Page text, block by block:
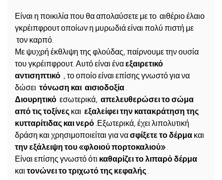
Είναι η ποικιλία που θα απολαύσετε με το αιθέριο έλαιο
γκρέιπφρουτ οποίων η μυρωδιά είναι πολύ πιστή με
τον καρπό.
Με ψυχρή έκθλιψη της φλούδας, παίρνουμε την ουσία
του γκρέιπφρουτ. Αυτό είναι έναεξαιρετικό
αντισηπτικό , το οποίο είναι επίσης γνωστό για να
δώσει τόνωση και αισιοδοξία.
Διουρητικό εσωτερικά, απελευθερώσει το σώμα
από τις τοξίνεςκαι εξαλείφει την κατακράτηση της
κυτταρίτιδας και νερό.Εξωτερικά, έχει λιπολυτική
δράση και χρησιμοποιείται για νασφίξετε το δέρμακαι
την εξάλειψη του «φλοιού πορτοκαλιού».
Είναι επίσης γνωστό ότι καθαρίζει το λιπαρό δέρμα
καιτονώνει το τριχωτό της κεφαλής.